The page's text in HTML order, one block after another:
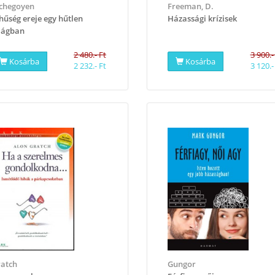
ereje egy hűtlen
Kosárba
2 480.- Ft
2 232.- Ft
Freeman, D.
Házassági krízisek
Kosárba
3
3
Gungor